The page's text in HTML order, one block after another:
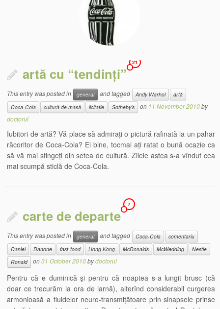
artă cu “tendinți”
21
This entry was posted in general and tagged Andy Warhol
artă
Coca-Cola
cultură de masă licitație Sotheby's on 11 November 2010by
doctorul
Iubitori de artă? Vă place să admirați o pictură rafinată la un pahar
răcoritor de Coca-Cola? Ei bine, tocmai ați ratat o bună ocazie ca
să vă mai stingeți din setea de cultură. Zilele astea s-a vîndut cea
mai scumpă sticlă de Coca-Cola.
carte de departe
7
This entry was posted in general and tagged Coca-Cola
comentariu
Daniel
Danone fast-food Hong Kong McDonalds McWedding
Nestle
Ronald
on31 October 2010bydoctorul
Pentru că e duminică şi pentru că noaptea s-a lungit brusc (că
doar ce trecurăm la ora de iarnă), alterînd considerabil curgerea
armonioasă a fluidelor neuro-transmițătoare prin sinapsele prinse